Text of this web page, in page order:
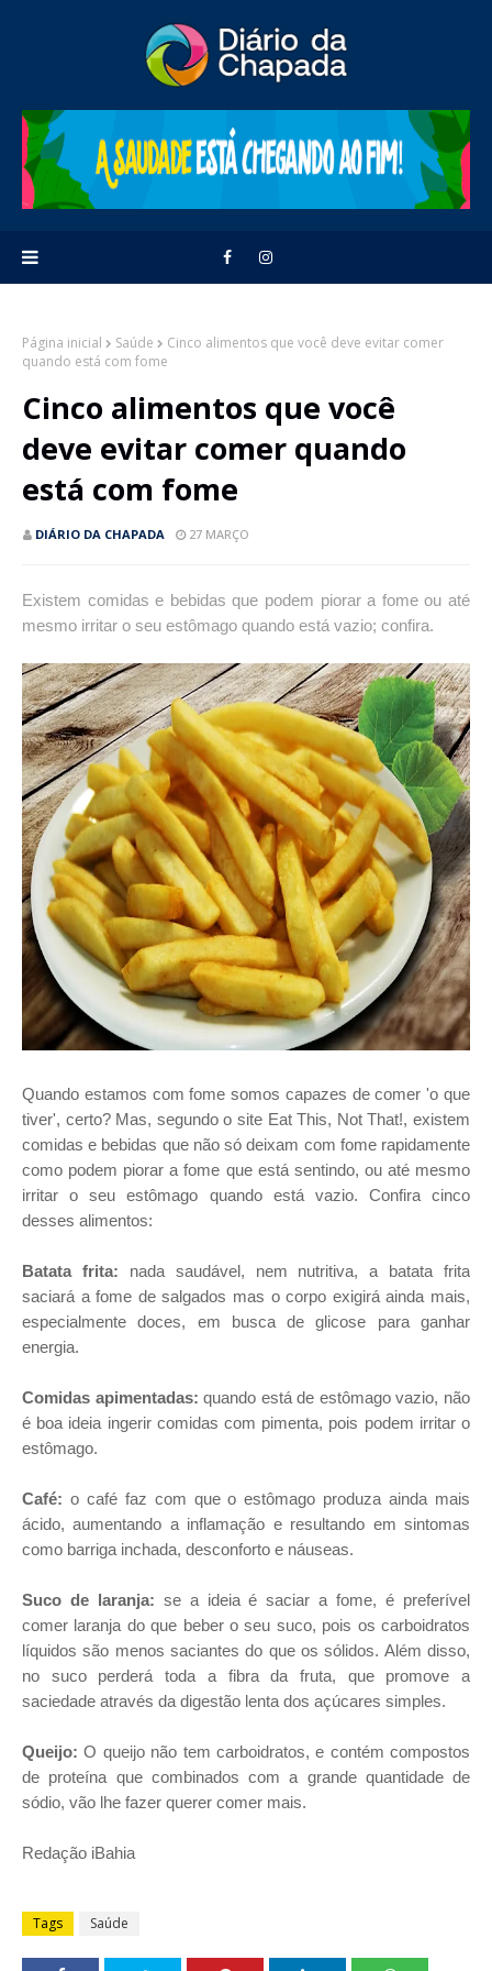
Página inicial Saúde
Cinco alimentos que você deve evitar comer
quando está com fome
Cinco alimentos que você
deve evitar comer quando
está com fome
DIÁRIO DA CHAPADA 27 MARÇO
Existem comidas e bebidas que podem piorar a fome ou até
mesmo irritar o seu estômago quando está vazio; confira.
Quando estamos com fome somos capazes de comer 'o que
tiver', certo? Mas, segundo o site Eat This, Not That!, existem
comidas e bebidas que não só deixam com fome rapidamente
como podem piorar a fome que está sentindo, ou até mesmo
irritar o seu estômago quando está vazio. Confira cinco
desses alimentos:
Batata frita: nada saudável, nem nutritiva, a batata frita
saciará a fome de salgados mas o corpo exigirá ainda mais,
especialmente doces, em busca de glicose para ganhar
energia.
Comidas apimentadas: quando está de estômago vazio, não
é boa ideia ingerir comidas com pimenta, pois podem irritar o
estômago.
Café: o café faz com que o estômago produza ainda mais
ácido, aumentando a inflamação e resultando em sintomas
como barriga inchada, desconforto e náuseas.
Suco de laranja: se a ideia é saciar a fome, é preferível
comer laranja do que beber o seu suco, pois os carboidratos
líquidos são menos saciantes do que os sólidos. Além disso,
no suco perderá toda a fibra da fruta, que promove a
saciedade através da digestão lenta dos açúcares simples.
Queijo:O queijo não tem carboidratos, e contém compostos
de proteína que combinados com a grande quantidade de
sódio, vão lhe fazer querer comer mais.
Redação iBahia
Tags Saúde